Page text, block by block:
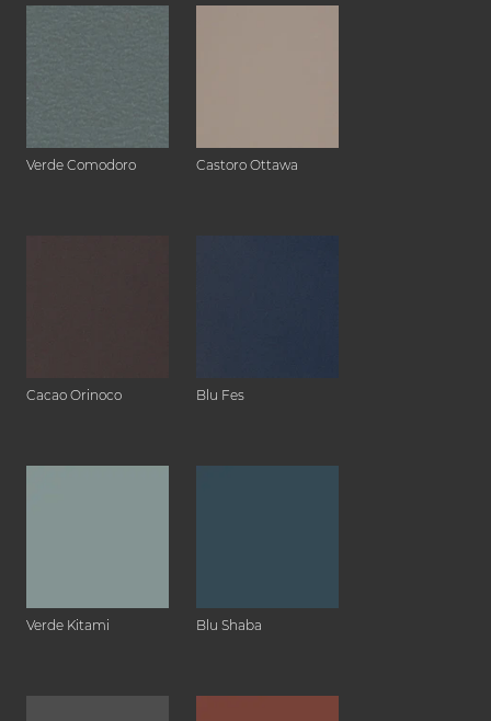
Verde Comodoro Castoro Ottawa
Cacao Orinoco Blu Fes
Verde Kitami Blu Shaba